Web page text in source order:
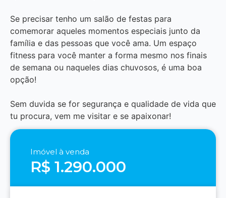
Se precisar tenho um salão de festas para
comemorar aqueles momentos especiais junto da
família e das pessoas que você ama. Um espaço
fitness para você manter a forma mesmo nos finais
de semana ou naqueles dias chuvosos, é uma boa
opção!
Sem duvida se for segurança e qualidade de vida que
tu procura, vem me visitar e se apaixonar!
Imóvel à venda
R$ 1.290.000